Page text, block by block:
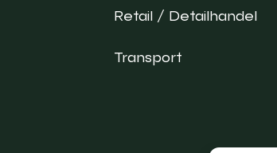
Retail / Detailhandel
Transport